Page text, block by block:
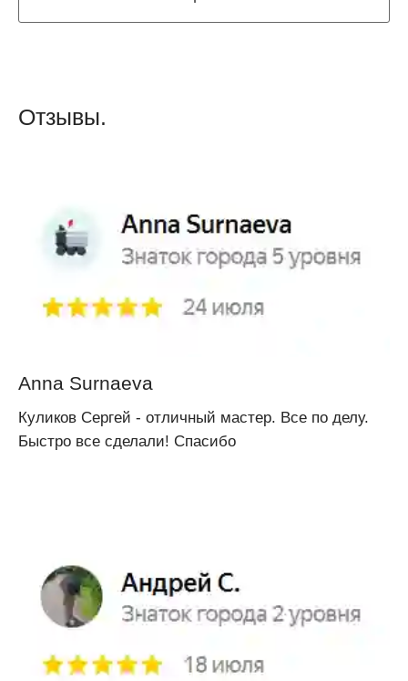
Отзывы.
Anna Surnaeva
Куликов Сергей - отличный мастер. Все по делу.
Быстро все сделали! Спасибо